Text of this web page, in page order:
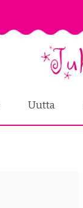
Uutta